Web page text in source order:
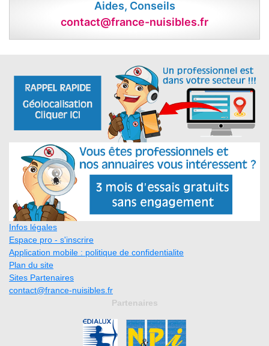
Aides, Conseils
contact@france-nuisibles.fr
Infos légales
Espace pro - s'inscrire
Application mobile : politique de confidentialite
Plan du site
Sites Partenaires
contact@france-nuisibles.fr
Partenaires